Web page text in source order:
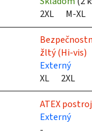
2XL
M-XL
žltý (Hi-vis)
Externý
XL
2XL
ATEX
Externý
-